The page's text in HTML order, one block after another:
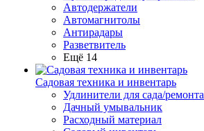
Автодержатели
Автомагнитолы
Антирадары
Разветвитель
Ещё 14
Садовая техника и инвентарь
Удлинители для сада/ремонта
Дачный умывальник
Расходный материал